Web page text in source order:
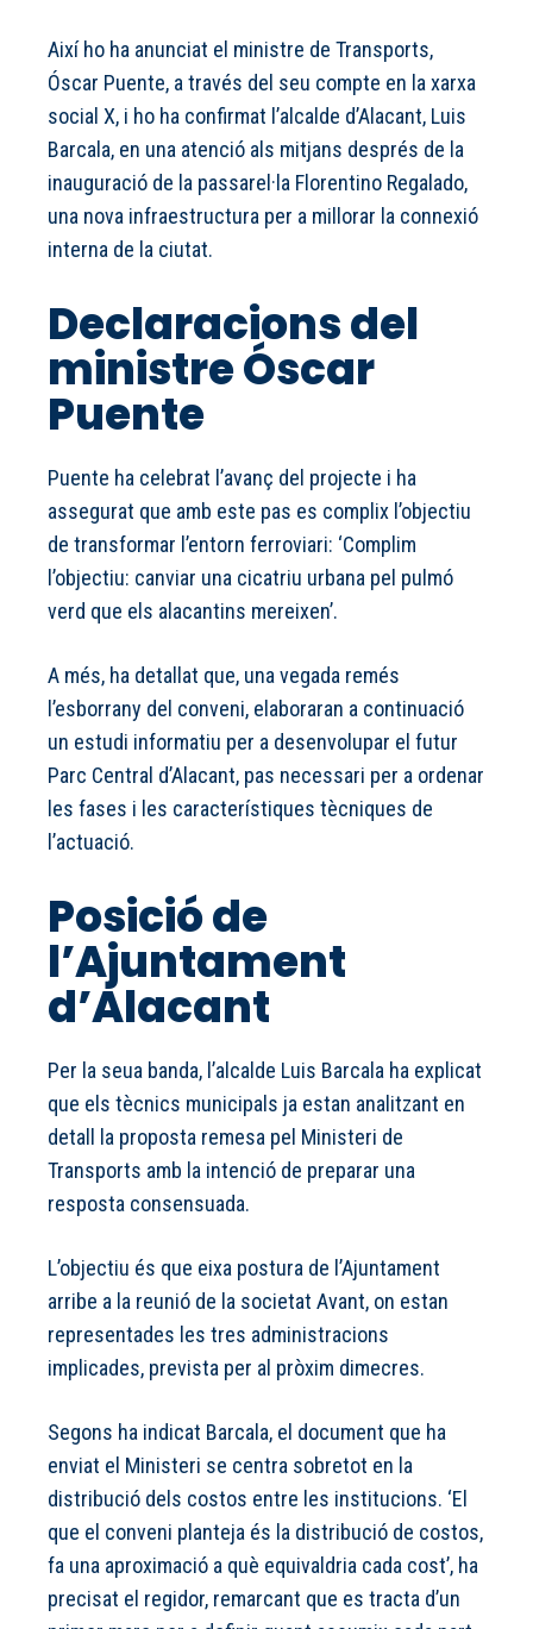
Així ho ha anunciat el ministre de Transports,
Óscar Puente, a través del seu compte en la xarxa
social X, i ho ha confirmat l’alcalde d’Alacant, Luis
Barcala, en una atenció als mitjans després de la
inauguració de la passarel·la Florentino Regalado,
una nova infraestructura per a millorar la connexió
interna de la ciutat.
Declaracions del
ministre Óscar
Puente
Puente ha celebrat l’avanç del projecte i ha
assegurat que amb este pas es complix l’objectiu
de transformar l’entorn ferroviari: ‘Complim
l’objectiu: canviar una cicatriu urbana pel pulmó
verd que els alacantins mereixen’.
A més, ha detallat que, una vegada remés
l’esborrany del conveni, elaboraran a continuació
un estudi informatiu per a desenvolupar el futur
Parc Central d’Alacant, pas necessari per a ordenar
les fases i les característiques tècniques de
l’actuació.
Posició de
l’Ajuntament
d’Alacant
Per la seua banda, l’alcalde Luis Barcala ha explicat
que els tècnics municipals ja estan analitzant en
detall la proposta remesa pel Ministeri de
Transports amb la intenció de preparar una
resposta consensuada.
L’objectiu és que eixa postura de l’Ajuntament
arribe a la reunió de la societat Avant, on estan
representades les tres administracions
implicades, prevista per al pròxim dimecres.
Segons ha indicat Barcala, el document que ha
enviat el Ministeri se centra sobretot en la
distribució dels costos entre les institucions. ‘El
que el conveni planteja és la distribució de costos,
fa una aproximació a què equivaldria cada cost’, ha
precisat el regidor, remarcant que es tracta d’un